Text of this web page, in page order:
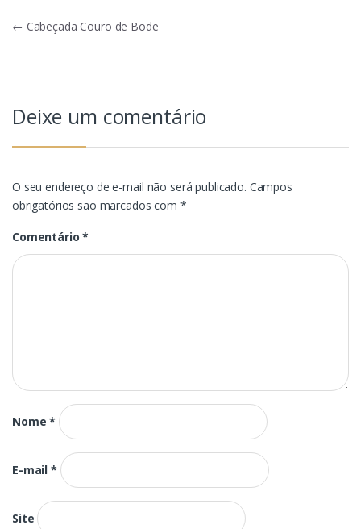
Navegação
← Cabeçada Couro de Bode
Deixe um comentário
O seu endereço de e-mail não será publicado. Campos
obrigatórios são marcados com *
Comentário*
Nome*
E-mail*
Site